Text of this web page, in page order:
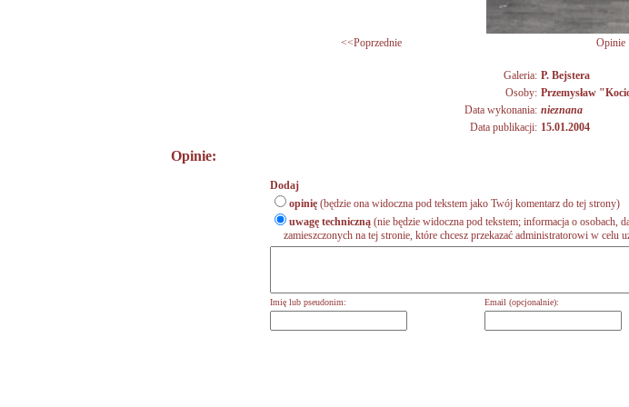
<<Poprzednie Opinie
Galeria: P. Bejstera
Osoby: Przemysław
Data wykonania: nieznana
Data publikacji: 15.01.2004
Opinie:
Dodaj
opinię (będzie ona widoczna pod tekstem jako Twój komentarz do tej strony)
uwagę techniczną (nie będzie widoczna pod tekstem; informacja o osobach,
zamieszczonych na tej stronie, które chcesz przekazać administratorowi w celu
Imię lub pseudonim: Email (opcjonalnie):